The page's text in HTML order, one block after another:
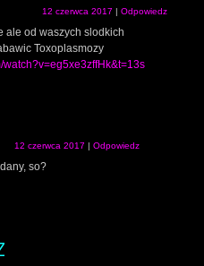
12 czerwca 2017 Odpowiedz
ale od waszych slodkich
Toxoplasmozy
watch?v=eg5xe3zffHk&t=13s
12 czerwca 2017 Odpowiedz
so?